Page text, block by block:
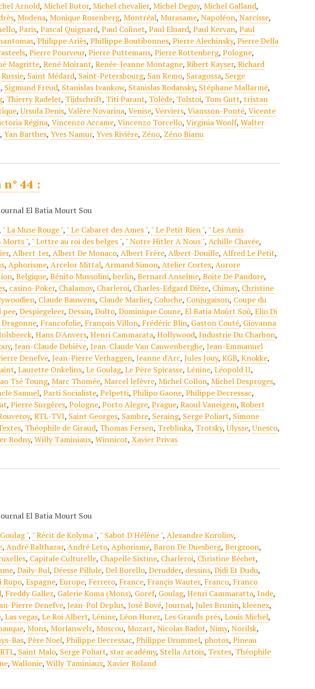
Arnold,Michel Butor,Michel chevalier,Michel Deguy,Michel Galland,
,Modena,Monique Rosenberg,Montréal,Murasame,Napoléon,Narcisse,
,Paris,Pascal Quignard,Paul Colinet,Paul Eluard,Paul Kervan,Paul
,Philippe Ariès,Phillippe Boutibonnes,Pierre Alechinsky,Pierre Della
,Pierre Pourveur,Pierre Puttemans,Pierre Rottenberg,Pologne,
Magritte,René Moirant,Renée-Jeanne Montagne,Ribert Kayser,Richard
Russie, Saint Médard, Saint-Petersbourg, San Remo, Saragossa, Serge
, Sigmund Freud, Stanislas Ivankow, Stanislas Rodansky, Stéphane Mallarmé,
, Thierry Radelet, Tijdschrift, Titi Parant, Tolède, Tolstoi, Tom Gutt,tristan
,Ursula Denis,Valère Novarina,Venise,Verviers,Viansson-Ponté,Vicente
Régina,Vincenzo Accame,Vincenzo Torcello,Virginia Woolf,Walter
,Yan Barthes,Yves Namur,Yves Rivière, Zéno, Zéno Bianu
44 :
El Batia Mourt Sou
" La Muse Rouge ", " Le Cabaret des Ames ", " Le Petit Rien ", " Les Amis
Morts ", " Lettre au roi des belges ", " Notre Hitler A Nous ",Achille Chavée,
,Albert 1er,Albert De Monaco,Albert Frère,Albert-Douille,Alfred Le Petit,
,Aphorisme,Arcelor Mittal,Armand Simon,Atelier Cortex,Aurore
,Belgique,Bénito Mussolini,berlin,Bernard Anselme,Boite De Pandore,
, casino-Poker, Chalamov, Charleroi, Charles-Edgard Dièze, Chimay, Christine
, Claude Bauwens, Claude Marlier, Coluche, Conjugaison, Coupe du
pee,Despiegeleer,Dessin,Dolto,Dominique Coune,El Batia Moûrt Soû,Elio Di
, Francofolie, François Villon, Frédéric Blin, Gaston Couté, Giovanna
,Hans D'Anvers,Henri Cammarata,Hollywood,Industrie Du Charbon,
,Jean-Claude Debiève,Jean-Claude Van Cauwenberghe,Jean-Emmanuel
Denefve,Jean-Pierre Verhaggen,Jeanne d'Arc,Jules Jouy,KGB,Knokke,
,Laurette Onkelinx,Le Goulag,Le Père Spicasse,Lénine,Léopold II,
Tsé Toung,Marc Thomée,Marcel lefèvre,Michel Collon,Michel Desproges,
Samuel,Parti Socialiste,Pelpetti,Philipo Gaone,Philippe Decressac,
,Pierre Surgères,Pologne,Porto Alegre,Prague,Raoul Vaneigem,Robert
,RTL-TVI, Saint Georges, Sambre, Seraing, Serge Poliart, Simone
, Théophile de Giraud, Thomas Fersen, Treblinka, Trotsky,Ulysse,Unesco,
Rodny,Willy Taminiaux,Winnicot,Xavier Privas
El Batia Mourt Sou
", " Récit de Kolyma ", " Sabot D'Hélène ",Alexandre Koroliov,
,André Balthazar,André Leto,Aphorisme,Baron De Duesberg,Bergzoon,
, Capitale Culturelle, Chapelle Sixtine, Charleroi, Christine Béchet,
,Daily-Bul,Déesse Pillule,Del Borello,Derudder, dessins,Didi Et Dudu,
Rupo,Espagne,Europe, Ferrero, France, Françis Wauter, Franco, Franco
, Freddy Gallez, Galerie Koma (Mons), Goref, Goulag,Henri Cammaratta,Inde,
Pierre Denefve,Jean-Pol Deplus,José Bové,Journal,Jules Brunin,kleenex,
,Las vegas,Le Roi Albert,Lénine,Léon Hurez,Les Grands prés,Louis Michel,
,Mons,Morlanwelz,Moscou,Mozart,Nicolas Badot,Nimy,Norilsk,
Bas,Père Noel,Philippe Decressac,Philippe Drummel, photos,Pineau
RTL, Saint Malo, Serge Poliart, star académy, Stella Artois, Textes, Théophile
,Wallonie,Willy Taminiaux,Xavier Roland